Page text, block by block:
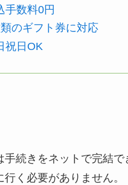
手数料0円
のギフト券に対応
祝日OK
手続きをネットで完結で
行く必要がありません。